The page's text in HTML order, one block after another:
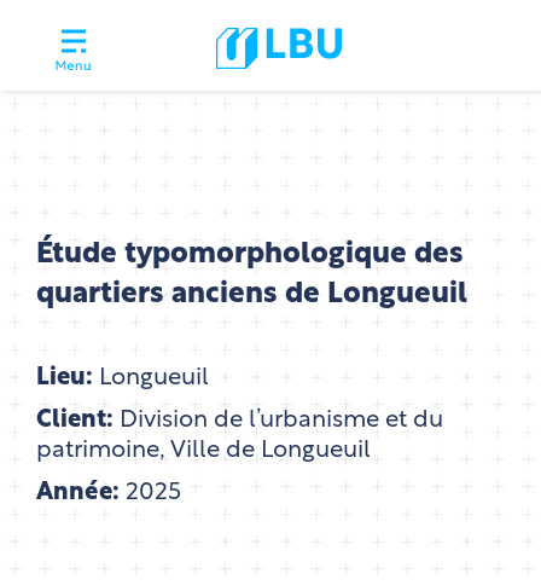
Étude typomorphologique des
quartiers anciens de Longueuil
Lieu: Longueuil
Client: Division de l’urbanisme et du
patrimoine, Ville de Longueuil
Année: 2025